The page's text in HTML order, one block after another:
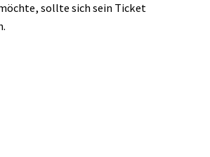
sollte sich sein Ticket